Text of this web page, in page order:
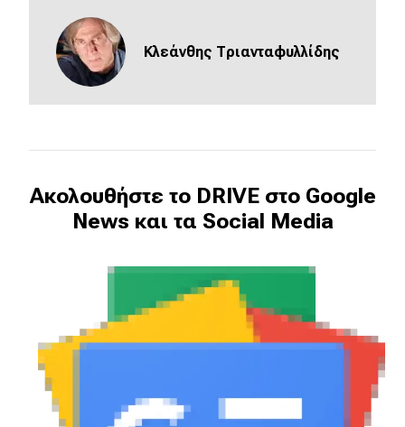
Κλεάνθης Τριανταφυλλίδης
Ακολουθήστε το DRIVE στο Google
News και τα Social Media